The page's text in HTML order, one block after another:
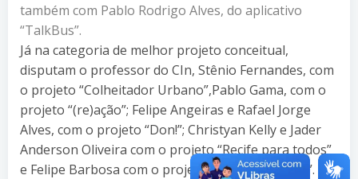
também com Pablo Rodrigo Alves, do aplicativo
“TalkBus”.
Já na categoria de melhor projeto conceitual,
disputam o professor do CIn, Stênio Fernandes, com
o projeto “Colheitador Urbano”,Pablo Gama, com o
projeto “(re)ação”; Felipe Angeiras e Rafael Jorge
Alves, com o projeto “Don!”; Christyan Kelly e Jader
Anderson Oliveira com o projeto “Recife para todos”
e Felipe Barbosa com o projeto “Recife Saudável”. A